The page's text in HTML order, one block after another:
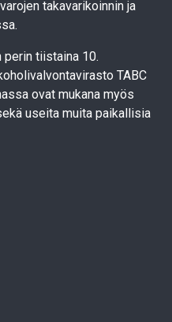
takavarikoinnin ja
perin tiistaina 10.
TABC
ovat mukana myös
useita muita paikallisia